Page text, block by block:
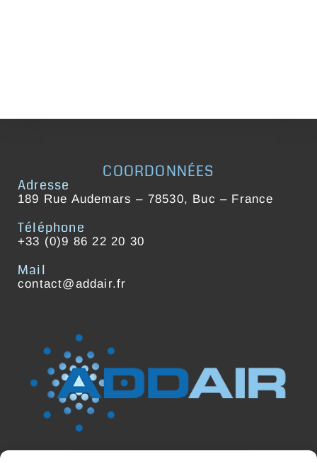
COORDONNÉES
Adresse
189 Rue Audemars – 78530, Buc – France
Téléphone
+33 (0)9 86 22 20 30
Mail
contact@addair.fr